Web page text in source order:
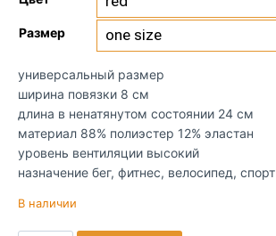
Размер
универсальный размер
ширина повязки 8 см
длина в ненатянутом состоянии 24 см
материал 88% полиэстер 12% эластан
уровень вентиляции высокий
назначение бег, фитнес, велосипед, спорт
В наличии